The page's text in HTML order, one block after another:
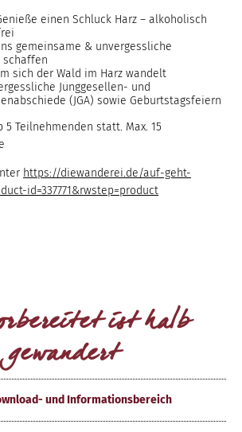
einen Schluck Harz – alkoholisch
gemeinsame & unvergessliche
schaffen
sich der Wald im Harz wandelt
Junggesellen- und
(JGA) sowie Geburtstagsfeiern
5 Teilnehmenden statt. Max. 15
https://diewanderei.de/auf-geht-
id=337771&rwstep=product
ist halb
gewandert
und Informationsbereich